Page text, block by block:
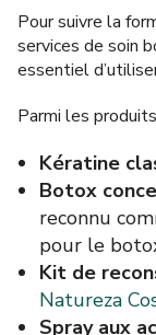
Pour suivre la
services de soin
essentiel
Parmi les
Kératine
Botox
reconnu
pour le
Kit de
Natureza
Spray aux